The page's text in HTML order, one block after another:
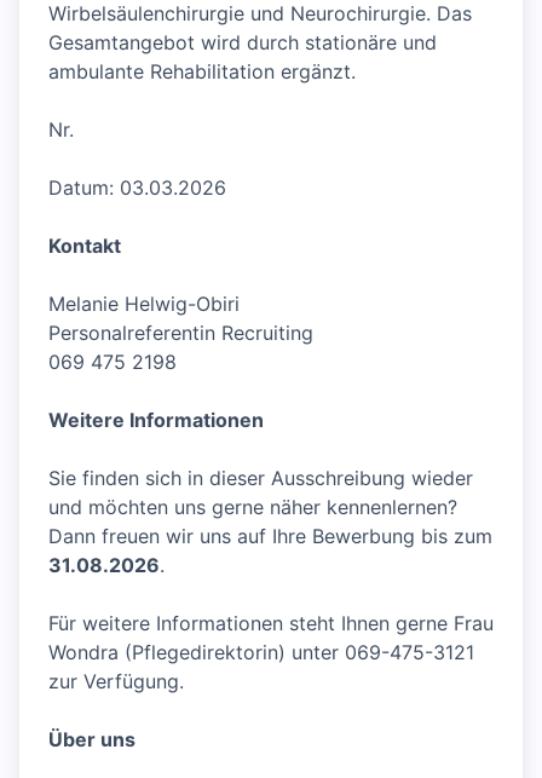
Wirbelsäulenchirurgie und Neurochirurgie. Das
Gesamtangebot wird durch stationäre und
ambulante Rehabilitation ergänzt.
Nr.
Datum: 03.03.2026
Kontakt
Melanie Helwig-Obiri
Personalreferentin Recruiting
069 475 2198
Weitere Informationen
Sie finden sich in dieser Ausschreibung wieder
und möchten uns gerne näher kennenlernen?
Dann freuen wir uns auf Ihre Bewerbung bis zum
31.08.2026.
Für weitere Informationen steht Ihnen gerne Frau
Wondra (Pflegedirektorin) unter 069-475-3121
zur Verfügung.
Über uns